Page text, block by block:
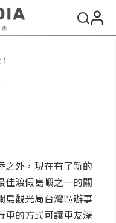
之外，現在有了新的
佳渡假島嶼之一的關
島觀光局台灣區辦事
車的方式可讓車友深